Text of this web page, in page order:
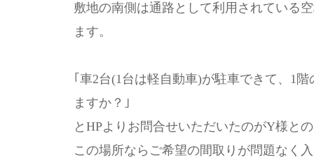
敷地の南側は通路として利用されている
ます。
｢車2台(1台は軽自動車)が駐車できて、1
ますか？｣
とHPよりお問合せいただいたのがY様と
この場所ならご希望の間取りが問題なく